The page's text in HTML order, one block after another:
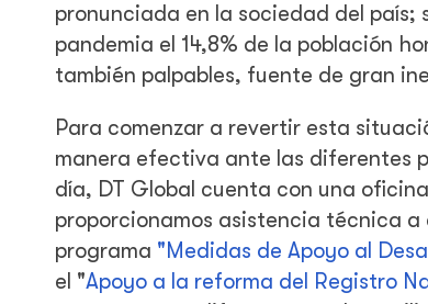
pronunciada en la sociedad del país;
pandemia el 14,8% de la población
también palpables, fuente de gran
Para comenzar a revertir esta
manera efectiva ante las diferentes
día, DT Global cuenta con una
proporcionamos asistencia técnica a
programa "Medidas de Apoyo al
el "Apoyo a la reforma del Registro